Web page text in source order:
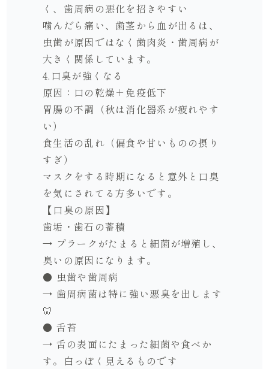
く、歯周病の悪化を招きやすい
噛んだら痛い、歯茎から血が出るは、
虫歯が原因ではなく歯肉炎・歯周病が
大きく関係しています。
4.口臭が強くなる
原因：口の乾燥＋免疫低下
胃腸の不調（秋は消化器系が疲れやす
い）
食生活の乱れ（偏食や甘いものの摂り
すぎ）
マスクをする時期になると意外と口臭
を気にされてる方多いです。
【口臭の原因】
歯垢・歯石の蓄積
→ プラークがたまると細菌が増殖し、
臭いの原因になります。
● 虫歯や歯周病
→ 歯周病菌は特に強い悪臭を出します
🦷
● 舌苔
→ 舌の表面にたまった細菌や食べか
す。白っぽく見えるものです